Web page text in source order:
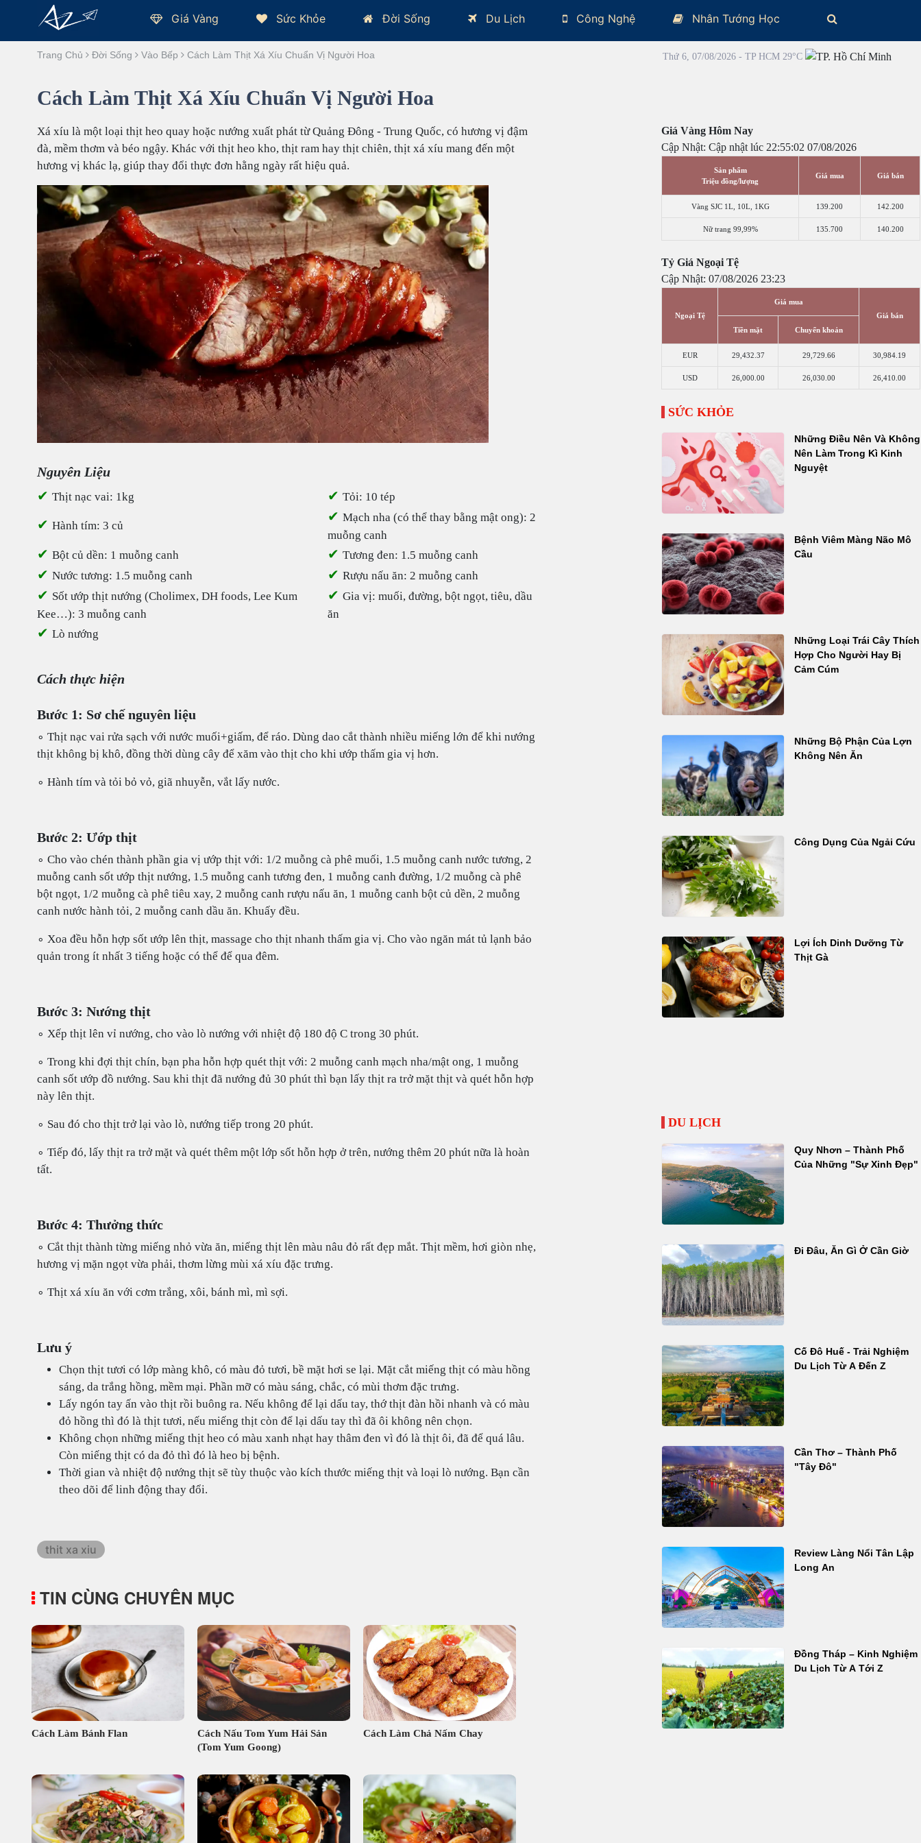
Giá Vàng Sức Khỏe Đời Sống Du Lịch Công Nghệ Nhân Tướng Học
Trang Chủ Đời Sống Vào Bếp Cách Làm Thịt Xá Xíu Chuẩn Vị Người Hoa Thứ 6, 07/08/2026 - TP HCM 29°C
Cách Làm Thịt Xá Xíu Chuẩn Vị Người Hoa
Xá xíu là một loại thịt heo quay hoặc nướng xuất phát từ Quảng Đông - Trung Quốc, có hương vị đậm
đà, mềm thơm và béo ngậy. Khác với thịt heo kho, thịt ram hay thịt chiên, thịt xá xíu mang đến một
hương vị khác lạ, giúp thay đổi thực đơn hằng ngày rất hiệu quả.
Nguyên Liệu
✔ Thịt nạc vai: 1kg ✔ Tỏi: 10 tép
✔ Hành tím: 3 củ
✔ Mạch nha (có thể thay bằng mật ong): 2
muỗng canh
✔ Bột củ dền: 1 muỗng canh ✔ Tương đen: 1.5 muỗng canh
✔ Nước tương: 1.5 muỗng canh ✔ Rượu nấu ăn: 2 muỗng canh
✔ Sốt ướp thịt nướng (Cholimex, DH foods, Lee Kum
Kee…): 3 muỗng canh
✔ Gia vị: muối, đường, bột ngọt, tiêu, dầu
ăn
✔ Lò nướng
Cách thực hiện
Bước 1: Sơ chế nguyên liệu
∘ Thịt nạc vai rửa sạch với nước muối+giấm, để ráo. Dùng dao cắt thành nhiều miếng lớn để khi nướng
thịt không bị khô, đồng thời dùng cây để xăm vào thịt cho khi ướp thấm gia vị hơn.
∘ Hành tím và tỏi bỏ vỏ, giã nhuyễn, vắt lấy nước.
Bước 2: Ướp thịt
∘ Cho vào chén thành phần gia vị ướp thịt với: 1/2 muỗng cà phê muối, 1.5 muỗng canh nước tương, 2
muỗng canh sốt ướp thịt nướng, 1.5 muỗng canh tương đen, 1 muỗng canh đường, 1/2 muỗng cà phê
bột ngọt, 1/2 muỗng cà phê tiêu xay, 2 muỗng canh rượu nấu ăn, 1 muỗng canh bột củ dền, 2 muỗng
canh nước hành tỏi, 2 muỗng canh dầu ăn. Khuấy đều.
∘ Xoa đều hỗn hợp sốt ướp lên thịt, massage cho thịt nhanh thấm gia vị. Cho vào ngăn mát tủ lạnh bảo
quản trong ít nhất 3 tiếng hoặc có thể để qua đêm.
Bước 3: Nướng thịt
∘ Xếp thịt lên vỉ nướng, cho vào lò nướng với nhiệt độ 180 độ C trong 30 phút.
∘ Trong khi đợi thịt chín, bạn pha hỗn hợp quét thịt với: 2 muỗng canh mạch nha/mật ong, 1 muỗng
canh sốt ướp đồ nướng. Sau khi thịt đã nướng đủ 30 phút thì bạn lấy thịt ra trở mặt thịt và quét hỗn hợp
này lên thịt.
∘ Sau đó cho thịt trở lại vào lò, nướng tiếp trong 20 phút.
∘ Tiếp đó, lấy thịt ra trở mặt và quét thêm một lớp sốt hỗn hợp ở trên, nướng thêm 20 phút nữa là hoàn
tất.
Bước 4: Thưởng thức
∘ Cắt thịt thành từng miếng nhỏ vừa ăn, miếng thịt lên màu nâu đỏ rất đẹp mắt. Thịt mềm, hơi giòn nhẹ,
hương vị mặn ngọt vừa phải, thơm lừng mùi xá xíu đặc trưng.
∘ Thịt xá xíu ăn với cơm trắng, xôi, bánh mì, mì sợi.
Lưu ý
Chọn thịt tươi có lớp màng khô, có màu đỏ tươi, bề mặt hơi se lại. Mặt cắt miếng thịt có màu hồng
sáng, da trắng hồng, mềm mại. Phần mỡ có màu sáng, chắc, có mùi thơm đặc trưng.
Lấy ngón tay ấn vào thịt rồi buông ra. Nếu không để lại dấu tay, thớ thịt đàn hồi nhanh và có màu
đỏ hồng thì đó là thịt tươi, nếu miếng thịt còn để lại dấu tay thì đã ôi không nên chọn.
Không chọn những miếng thịt heo có màu xanh nhạt hay thâm đen vì đó là thịt ôi, đã để quá lâu.
Còn miếng thịt có da đỏ thì đó là heo bị bệnh.
Thời gian và nhiệt độ nướng thịt sẽ tùy thuộc vào kích thước miếng thịt và loại lò nướng. Bạn cần
theo dõi để linh động thay đổi.
thit xa xiu
TIN CÙNG CHUYÊN MỤC
Cách Làm Bánh Flan
Cách Nấu Tom Yum Hải Sản
(Tom Yum Goong)
Cách Làm Chả Nấm Chay
Giá Vàng Hôm Nay
Cập Nhật: Cập nhật lúc 22:55:02 07/08/2026
Sản phẩm
Triệu đồng/lượng
Giá mua Giá bán
Vàng SJC 1L, 10L, 1KG 139.200 142.200
Nữ trang 99,99% 135.700 140.200
Tỷ Giá Ngoại Tệ
Cập Nhật: 07/08/2026 23:23
Ngoại Tệ
Giá mua
Giá bán
Tiền mặt
Chuyển khoản
EUR 29,432.37 29,729.66 30,984.19
USD 26,000.00 26,030.00 26,410.00
SỨC KHỎE
Những Điều Nên Và Không
Nên Làm Trong Kì Kinh
Nguyệt
Bệnh Viêm Màng Não Mô
Cầu
Những Loại Trái Cây Thích
Hợp Cho Người Hay Bị
Cảm Cúm
Những Bộ Phận Của Lợn
Không Nên Ăn
Công Dụng Của Ngải Cứu
Lợi Ích Dinh Dưỡng Từ
Thịt Gà
DU LỊCH
Quy Nhơn – Thành Phố
Của Những "Sự Xinh Đẹp"
Đi Đâu, Ăn Gì Ở Cần Giờ
Cố Đô Huế - Trải Nghiệm
Du Lịch Từ A Đến Z
Cần Thơ – Thành Phố
"Tây Đô"
Review Làng Nổi Tân Lập
Long An
Đồng Tháp – Kinh Nghiệm
Du Lịch Từ A Tới Z